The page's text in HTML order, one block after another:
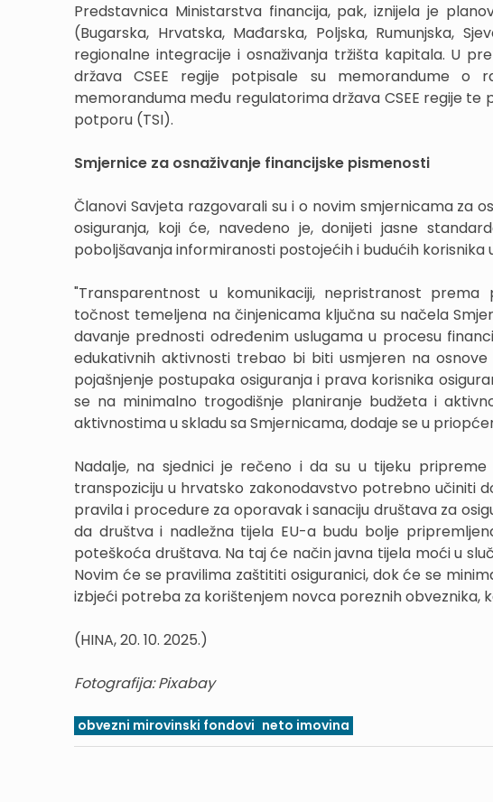
Predstavnica Ministarstva financija, pak, iznijela je
(Bugarska, Hrvatska, Mađarska, Poljska, Rumunjska,
regionalne integracije i osnaživanja tržišta kapitala. U
država CSEE regije potpisale su memorandume o
memoranduma među regulatorima država CSEE regije
potporu (TSI).
Smjernice za osnaživanje financijske pismenosti
Članovi Savjeta razgovarali su i o novim smjernicama za
osiguranja, koji će, navedeno je, donijeti jasne
poboljšavanja informiranosti postojećih i budućih korisnika
"Transparentnost u komunikaciji, nepristranost prema
točnost temeljena na činjenicama ključna su načela
davanje prednosti određenim uslugama u procesu
edukativnih aktivnosti trebao bi biti usmjeren na
pojašnjenje postupaka osiguranja i prava korisnika
se na minimalno trogodišnje planiranje budžeta i
aktivnostima u skladu sa Smjernicama, dodaje se u
Nadalje, na sjednici je rečeno i da su u tijeku
transpoziciju u hrvatsko zakonodavstvo potrebno učiniti
pravila i procedure za oporavak i sanaciju društava za
da društva i nadležna tijela EU-a budu bolje
poteškoća društava. Na taj će način javna tijela moći u
Novim će se pravilima zaštititi osiguranici, dok će se
izbjeći potreba za korištenjem novca poreznih obveznika,
(HINA, 20. 10. 2025.)
Fotografija: Pixabay
obvezni mirovinski fondovi neto imovina